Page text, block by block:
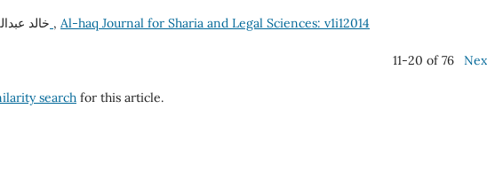
خالد , Al-haq Journal for Sharia and Legal Sciences: v1i12014
11-20 of 76
search for this article.